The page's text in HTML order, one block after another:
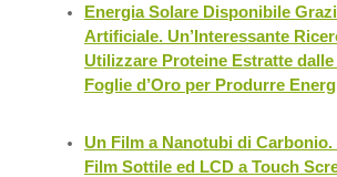
Energia Solare Disponibile
Artificiale. Un’Interessante
Utilizzare Proteine Estratte
Foglie d’Oro per Produrre
Un Film a Nanotubi di Carbonio.
Film Sottile ed LCD a Touch